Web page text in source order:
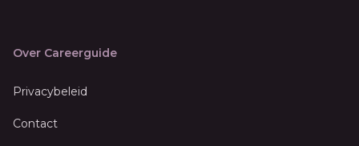
Over Careerguide
Privacybeleid
Contact